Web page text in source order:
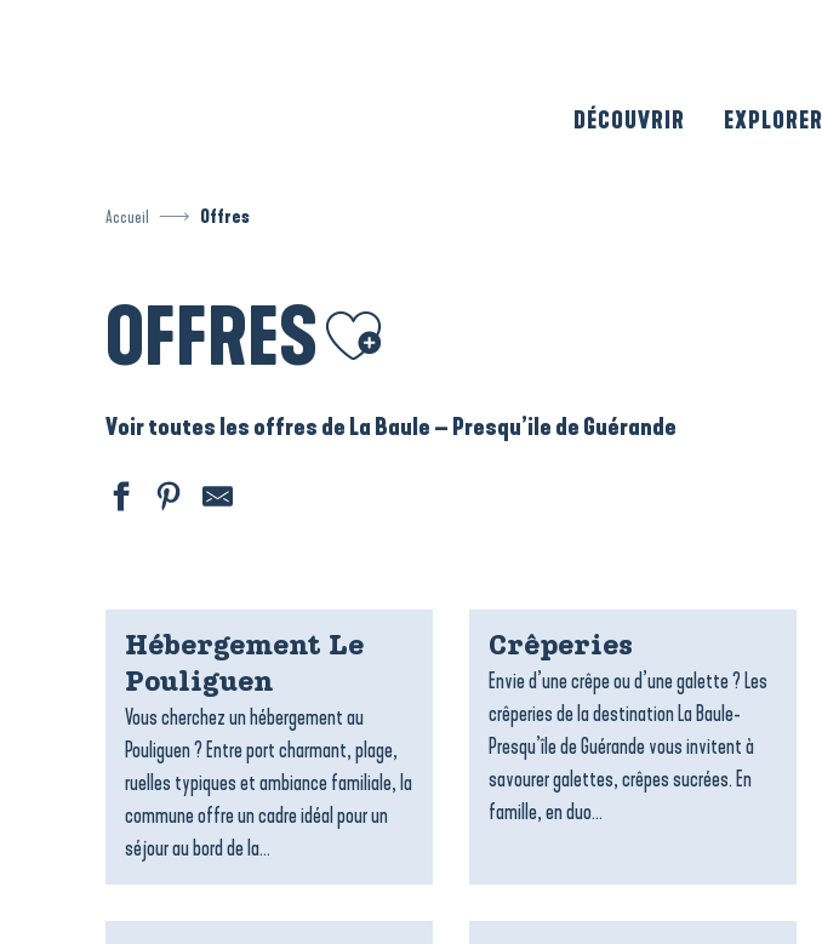
DÉCOUVRIR EXPLORER
Accueil Offres
OFFRES Ajouter aux favoris
Voir toutes les offres de La Baule – Presqu’ile de Guérande
Hébergement Le
Pouliguen
Vous cherchez un hébergement au
Pouliguen ? Entre port charmant, plage,
ruelles typiques et ambiance familiale, la
commune offre un cadre idéal pour un
séjour au bord de la...
Crêperies
Envie d’une crêpe ou d’une galette ? Les
crêperies de la destination La Baule-
Presqu’île de Guérande vous invitent à
savourer galettes, crêpes sucrées. En
famille, en duo...